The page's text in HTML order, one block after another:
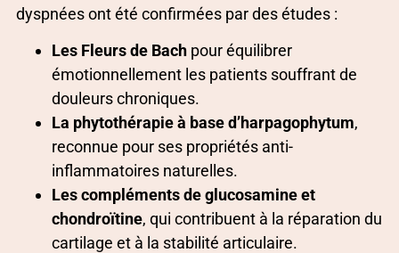
dyspnées ont été confirmées par des études :
Les Fleurs de Bach pour équilibrer
émotionnellement les patients souffrant de
douleurs chroniques.
La phytothérapie à base d’harpagophytum,
reconnue pour ses propriétés anti-
inflammatoires naturelles.
Les compléments de glucosamine et
chondroïtine, qui contribuent à la réparation du
cartilage et à la stabilité articulaire.